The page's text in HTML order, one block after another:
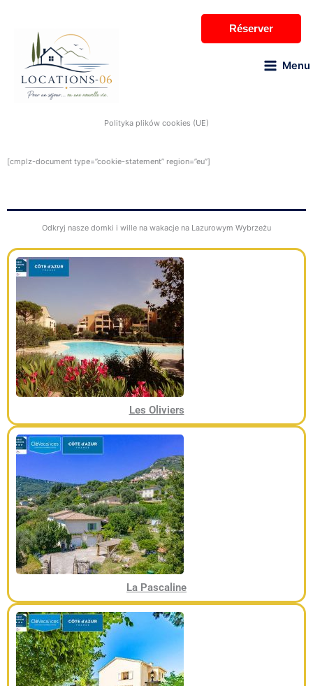
Réserver
Menu
Polityka plików cookies (UE)
[cmplz-document type=”cookie-statement” region=”eu”]
Odkryj nasze domki i wille na wakacje na Lazurowym Wybrzeżu
Les Oliviers
La Pascaline